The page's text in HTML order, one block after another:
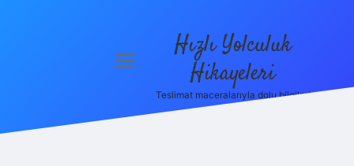
menüyü
Hızlı Yolculuk
Hikayeleri
Teslimat maceralarıyla dolu bilgiler!